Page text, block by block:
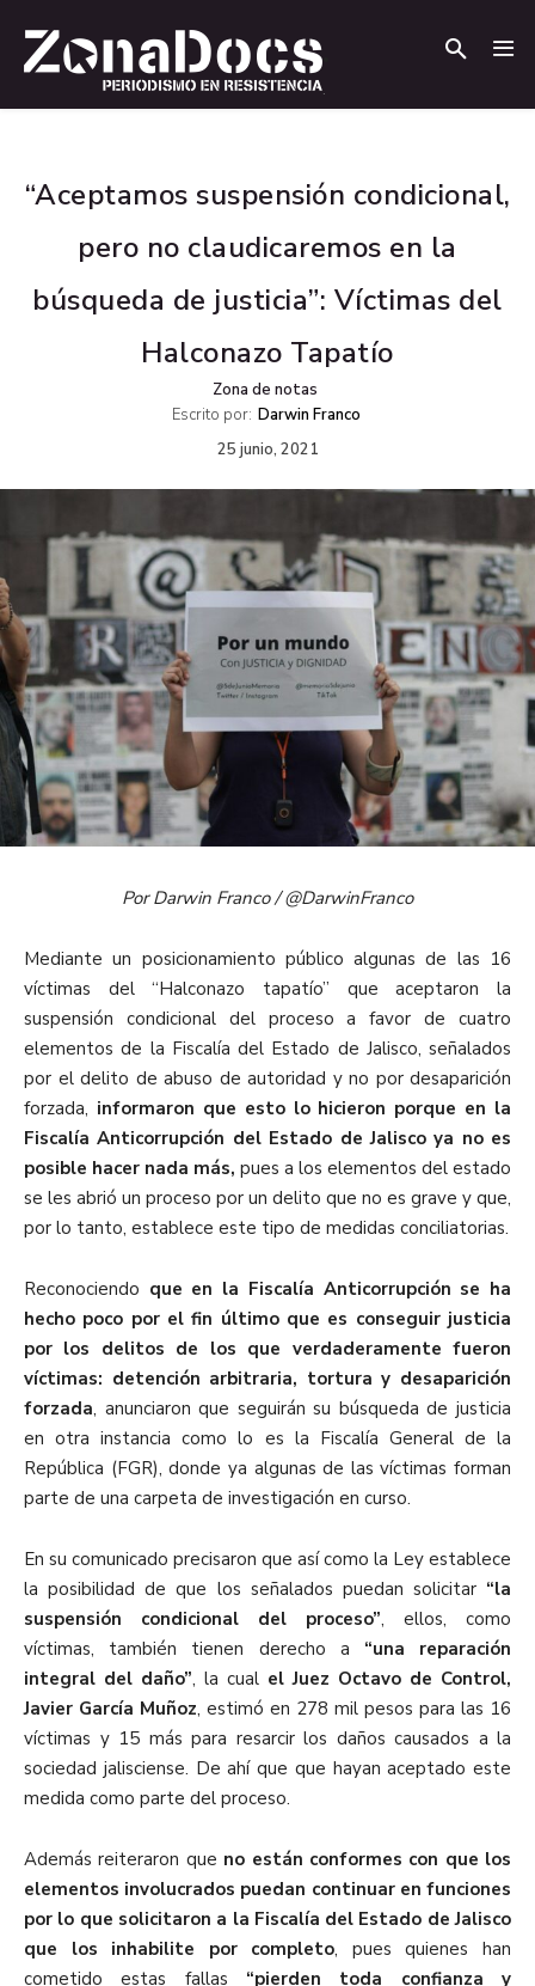
“Aceptamos suspensión condicional,
pero no claudicaremos en la
búsqueda de justicia”: Víctimas del
Halconazo Tapatío
Zona de notas
Escrito por: Darwin Franco
25 junio, 2021
Por Darwin Franco / @DarwinFranco
Mediante un posicionamiento público algunas de las 16
víctimas del “Halconazo tapatío” que aceptaron la
suspensión condicional del proceso a favor de cuatro
elementos de la Fiscalía del Estado de Jalisco, señalados
por el delito de abuso de autoridad y no por desaparición
forzada, informaron que esto lo hicieron porque en la
Fiscalía Anticorrupción del Estado de Jalisco ya no es
posible hacer nada más, pues a los elementos del estado
se les abrió un proceso por un delito que no es grave y que,
por lo tanto, establece este tipo de medidas conciliatorias.
Reconociendo que en la Fiscalía Anticorrupción se ha
hecho poco por el fin último que es conseguir justicia
por los delitos de los que verdaderamente fueron
víctimas: detención arbitraria, tortura y desaparición
forzada, anunciaron que seguirán su búsqueda de justicia
en otra instancia como lo es la Fiscalía General de la
República (FGR), donde ya algunas de las víctimas forman
parte de una carpeta de investigación en curso.
En su comunicado precisaron que así como la Ley establece
la posibilidad de que los señalados puedan solicitar“la
suspensión condicional del proceso”, ellos, como
víctimas, también tienen derecho a “una reparación
integral del daño”, la cual el Juez Octavo de Control,
Javier García Muñoz, estimó en 278 mil pesos para las 16
víctimas y 15 más para resarcir los daños causados a la
sociedad jalisciense. De ahí que que hayan aceptado este
medida como parte del proceso.
Además reiteraron que no están conformes con que los
elementos involucrados puedan continuar en funciones
por lo que solicitaron a la Fiscalía del Estado de Jalisco
que los inhabilite por completo, pues quienes han
cometido estas fallas “pierden toda confianza y